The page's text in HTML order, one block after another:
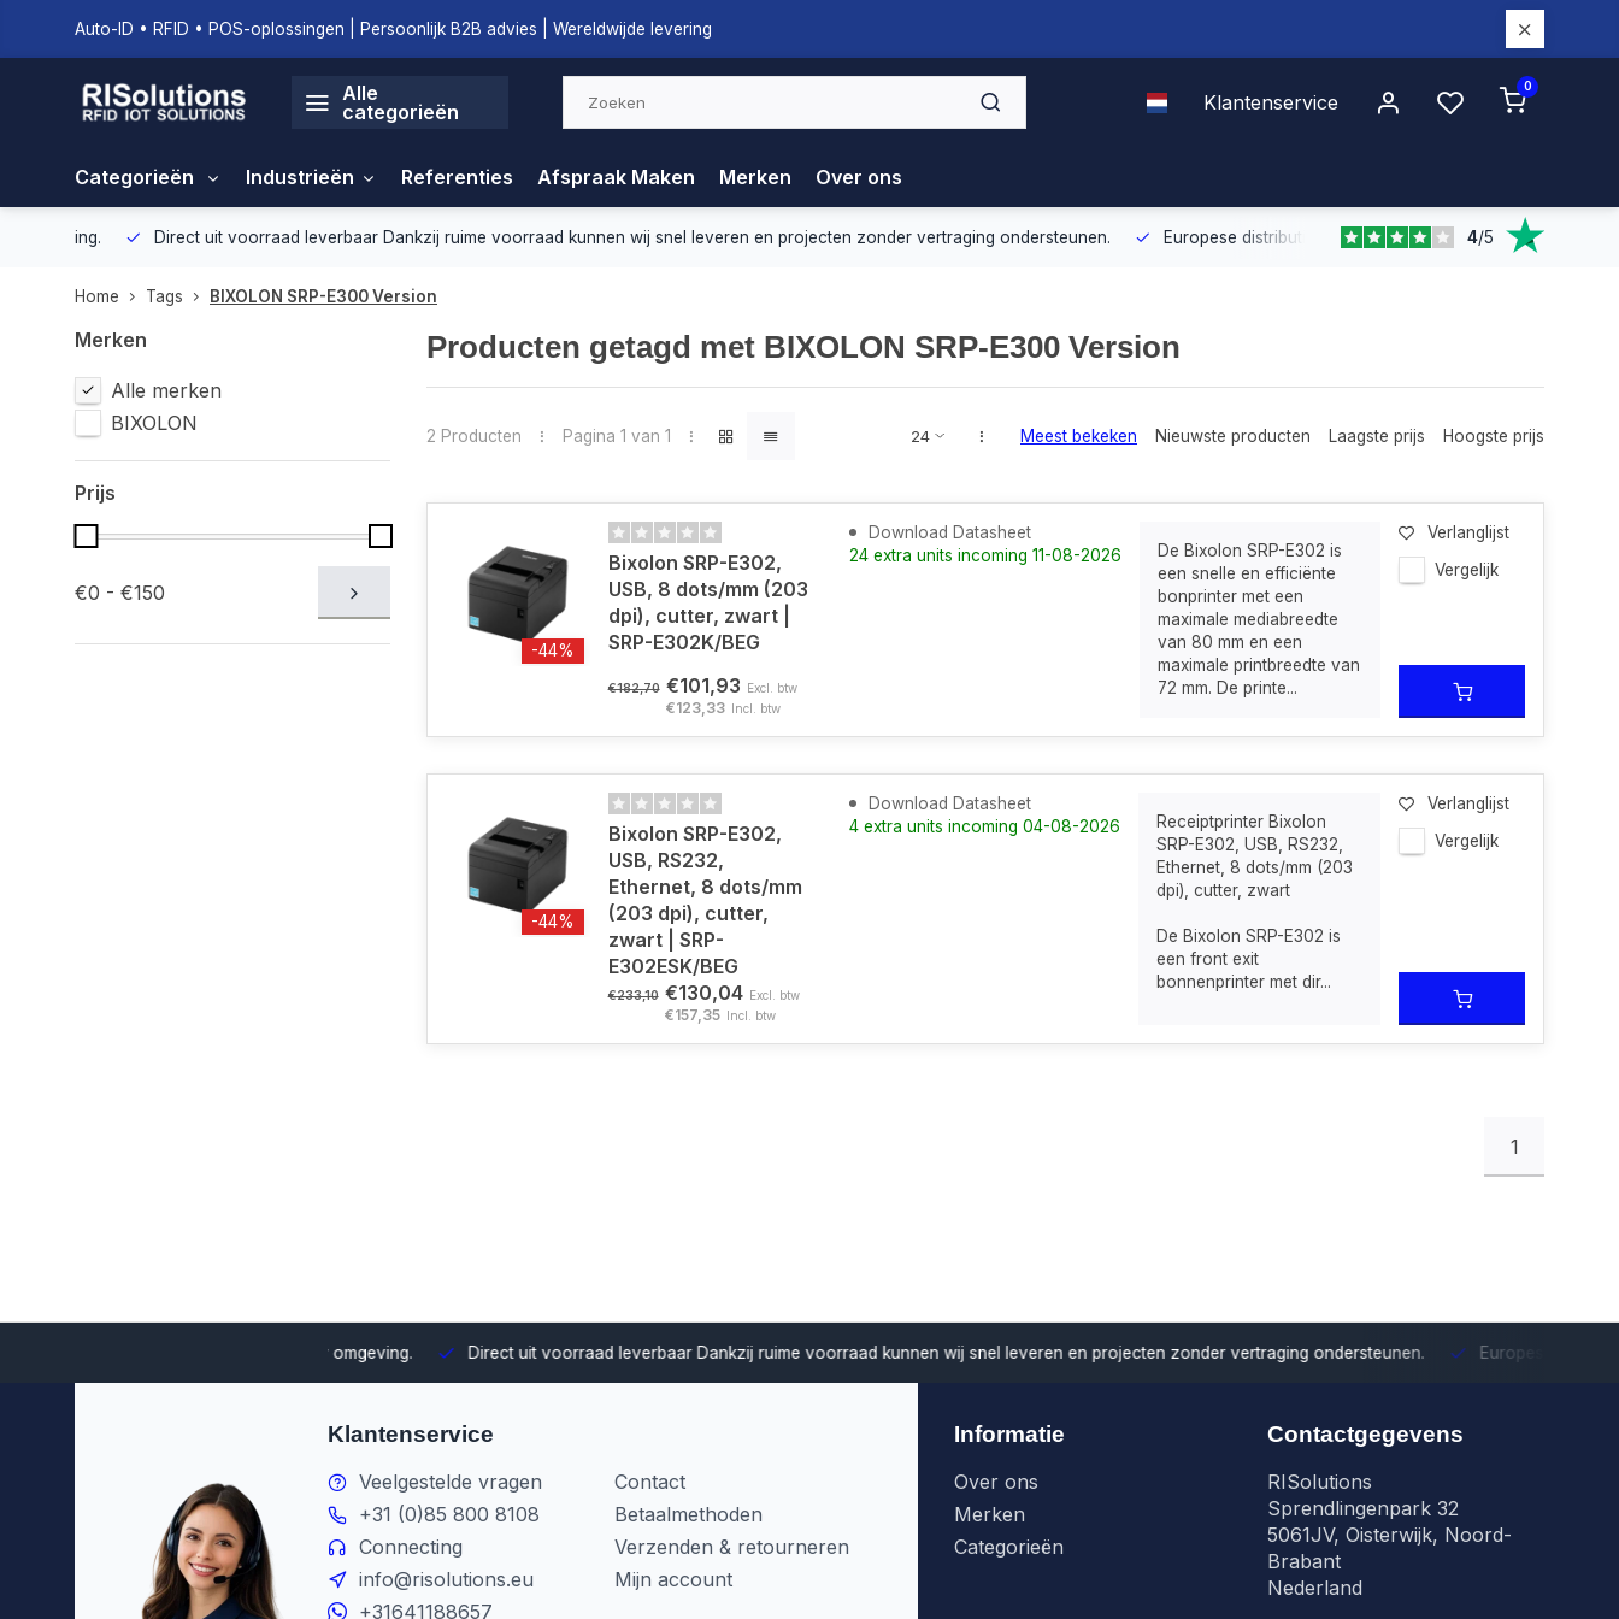
Auto-ID • RFID • POS-oplossingen | Persoonlijk B2B advies | Wereldwijde levering
Alle
categorieën
Klantenservice
0
Categorieën Industrieën Referenties Afspraak Maken Merken Over ons
Direct uit voorraad leverbaarDankzij ruime voorraad kunnen wij snel leveren en projecten zonder vertraging ondersteunen. Europese distributieMet onze Europese dekking leveren wij
4/5
Home Tags BIXOLON SRP-E300 Version
Merken
Alle merken
BIXOLON
Prijs
€0 - €150
Producten getagd met BIXOLON SRP-E300 Version
2 Producten Pagina 1 van 1 Meest bekeken Nieuwste producten Laagste prijs Hoogste prijs
-44%
Bixolon SRP-E302,
USB, 8 dots/mm (203
dpi), cutter, zwart |
SRP-E302K/BEG
€182,70 €101,93 Excl. btw
€123,33 Incl. btw
Download Datasheet
24 extra units incoming 11-08-2026
De Bixolon SRP-E302 is
een snelle en efficiënte
bonprinter met een
maximale mediabreedte
van 80 mm en een
maximale printbreedte van
72 mm. De printe...
Verlanglijst
Vergelijk
-44%
Bixolon SRP-E302,
USB, RS232,
Ethernet, 8 dots/mm
(203 dpi), cutter,
zwart | SRP-
E302ESK/BEG
€233,10 €130,04 Excl. btw
€157,35 Incl. btw
Download Datasheet
4 extra units incoming 04-08-2026
Receiptprinter Bixolon
SRP-E302, USB, RS232,
Ethernet, 8 dots/mm (203
dpi), cutter, zwart
De Bixolon SRP-E302 is
een front exit
bonnenprinter met dir...
Verlanglijst
Vergelijk
1
Direct uit voorraad leverbaarDankzij ruime voorraad kunnen wij snel leveren en projecten zonder vertraging ondersteunen. Europese distributie
Klantenservice
Veelgestelde vragen
+31 (0)85 800 8108
Connecting
info@risolutions.eu
+31641188657
Contact
Betaalmethoden
Verzenden & retourneren
Mijn account
Informatie
Over ons
Merken
Categorieën
Contactgegevens
RISolutions
Sprendlingenpark 32
5061JV, Oisterwijk, Noord-
Brabant
Nederland